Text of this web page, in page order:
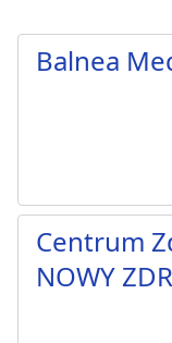
Balnea
Centrum
NOWY